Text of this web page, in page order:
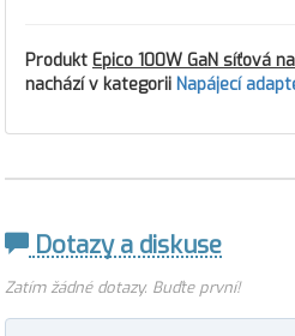
Produkt Epico 100W GaN síťová
nachází v kategorii Napájecí
Dotazy a diskuse
Zatím žádné dotazy. Buďte první!